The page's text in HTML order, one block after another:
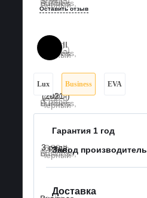
Оставить отзыв
Lux Business EVA
Гарантия 1 год
Завод производитель
Доставка